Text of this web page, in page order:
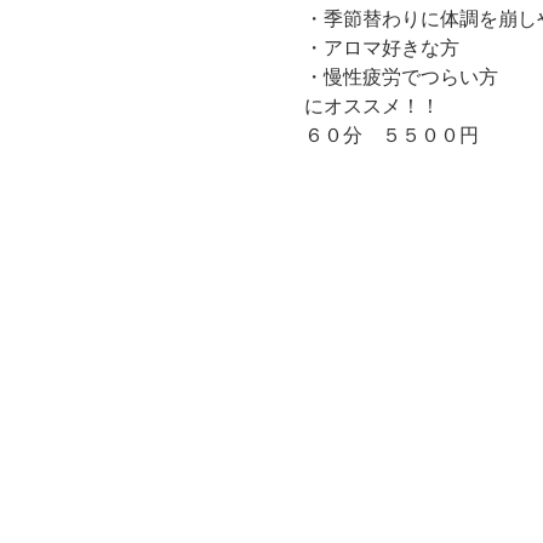
・季節替わりに体調を崩
・アロマ好きな方
・慢性疲労でつらい方
にオススメ！！
６０分　５５００円